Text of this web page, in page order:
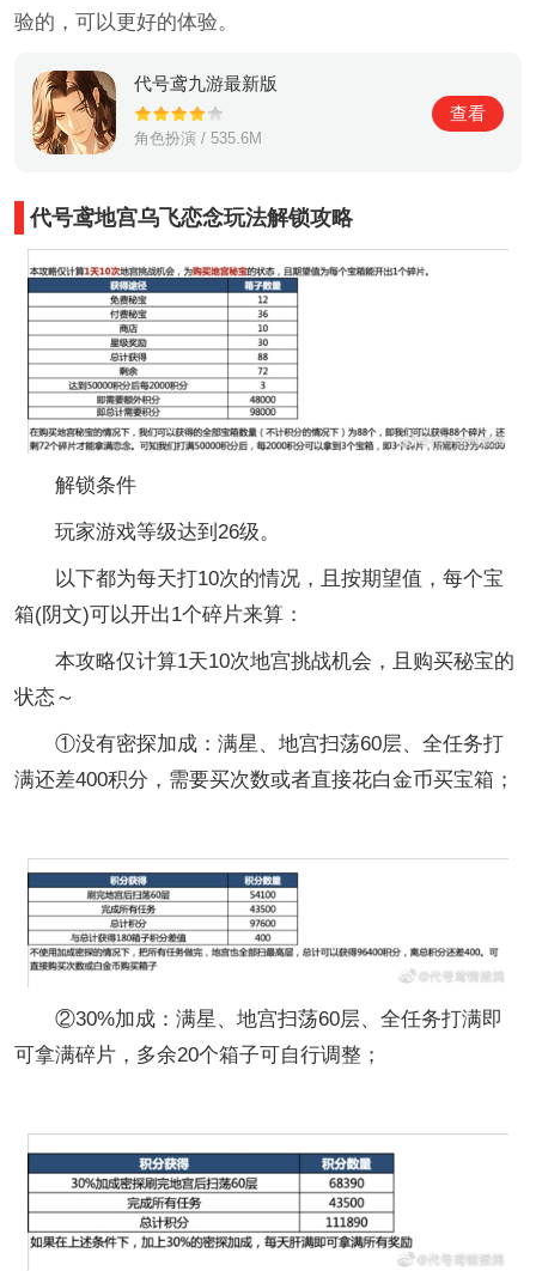
验的，可以更好的体验。
代号鸢九游最新版
角色扮演 / 535.6M
查看
代号鸢地宫乌飞恋念玩法解锁攻略
解锁条件
玩家游戏等级达到26级。
以下都为每天打10次的情况，且按期望值，每个宝
箱(阴文)可以开出1个碎片来算：
本攻略仅计算1天10次地宫挑战机会，且购买秘宝的
状态～
①没有密探加成：满星、地宫扫荡60层、全任务打
满还差400积分，需要买次数或者直接花白金币买宝箱；
②30%加成：满星、地宫扫荡60层、全任务打满即
可拿满碎片，多余20个箱子可自行调整；